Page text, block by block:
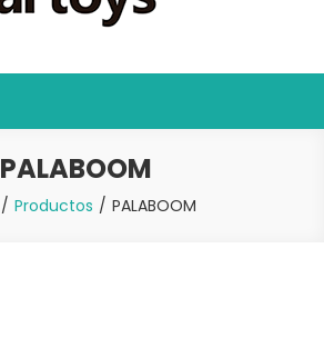
PALABOOM
Productos PALABOOM